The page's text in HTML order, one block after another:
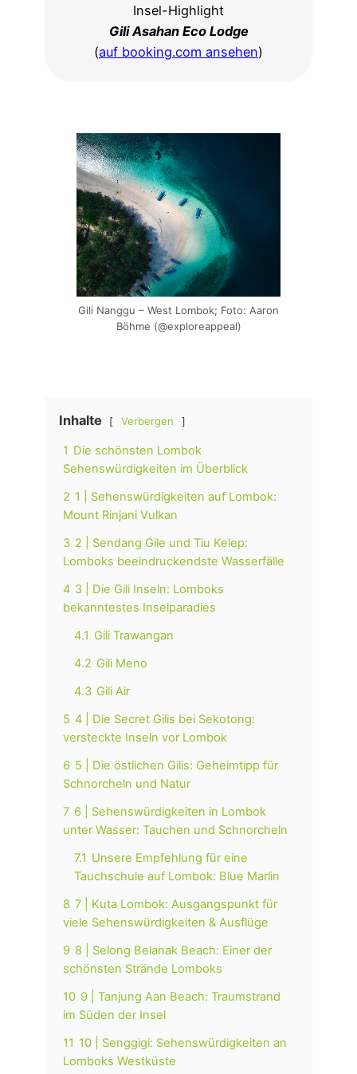
Insel-Highlight
Gili Asahan Eco Lodge
(auf booking.com ansehen)
Gili Nanggu – West Lombok; Foto: Aaron
Böhme (@exploreappeal)
Inhalte Verbergen
1 Die schönsten Lombok
Sehenswürdigkeiten im Überblick
2 1 | Sehenswürdigkeiten auf Lombok:
Mount Rinjani Vulkan
3 2 | Sendang Gile und Tiu Kelep:
Lomboks beeindruckendste Wasserfälle
4 3 | Die Gili Inseln: Lomboks
bekanntestes Inselparadies
4.1 Gili Trawangan
4.2 Gili Meno
4.3 Gili Air
5 4 | Die Secret Gilis bei Sekotong:
versteckte Inseln vor Lombok
6 5 | Die östlichen Gilis: Geheimtipp für
Schnorcheln und Natur
7 6 | Sehenswürdigkeiten in Lombok
unter Wasser: Tauchen und Schnorcheln
7.1 Unsere Empfehlung für eine
Tauchschule auf Lombok: Blue Marlin
8 7 | Kuta Lombok: Ausgangspunkt für
viele Sehenswürdigkeiten & Ausflüge
9 8 | Selong Belanak Beach: Einer der
schönsten Strände Lomboks
10 9 | Tanjung Aan Beach: Traumstrand
im Süden der Insel
11 10 | Senggigi: Sehenswürdigkeiten an
Lomboks Westküste